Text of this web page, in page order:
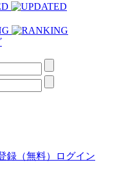
録（無料） ログイン